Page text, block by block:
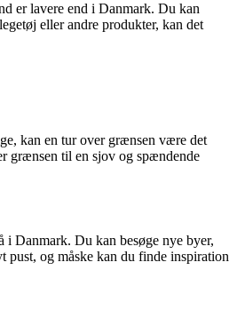
er lavere end i Danmark. Du kan
eller andre produkter, kan det
kan en tur over grænsen være det
grænsen til en sjov og spændende
i Danmark. Du kan besøge nye byer,
pust, og måske kan du finde inspiration